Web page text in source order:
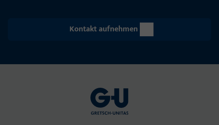
Kontakt aufnehmen